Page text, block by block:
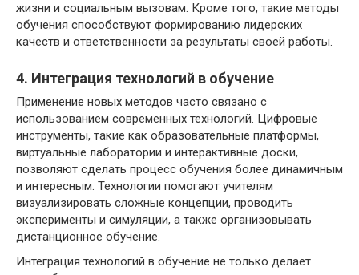
жизни и социальным вызовам. Кроме того, такие методы
обучения способствуют формированию лидерских
качеств и ответственности за результаты своей работы.
4. Интеграция технологий в обучение
Применение новых методов часто связано с
использованием современных технологий. Цифровые
инструменты, такие как образовательные платформы,
виртуальные лаборатории и интерактивные доски,
позволяют сделать процесс обучения более динамичным
и интересным. Технологии помогают учителям
визуализировать сложные концепции, проводить
эксперименты и симуляции, а также организовывать
дистанционное обучение.
Интеграция технологий в обучение не только делает